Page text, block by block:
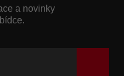
a novinky